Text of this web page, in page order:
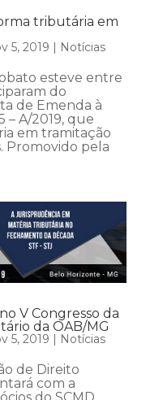
tributária em
5, 2019 Notícias
esteve entre
do
de Emenda à
– A/2019, que
em tramitação
Promovido pela
V Congresso da
da OAB/MG
5, 2019 | Notícias
de Direito
com a